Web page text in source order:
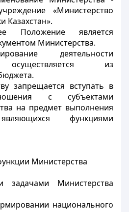
«Министерство
Казахстан».
Положение является
Министерства.
деятельности
осуществляется из
запрещается вступать в
с субъектами
на предмет выполнения
функциями
Министерства
задачами Министерства
национального